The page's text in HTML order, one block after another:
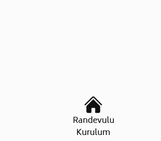
Randevulu
Kurulum